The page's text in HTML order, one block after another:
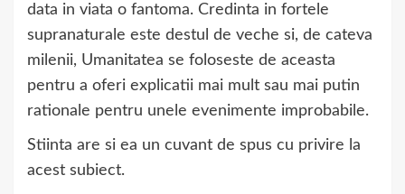
data in viata o fantoma. Credinta in fortele
supranaturale este destul de veche si, de cateva
milenii, Umanitatea se foloseste de aceasta
pentru a oferi explicatii mai mult sau mai putin
rationale pentru unele evenimente improbabile.
Stiinta are si ea un cuvant de spus cu privire la
acest subiect.